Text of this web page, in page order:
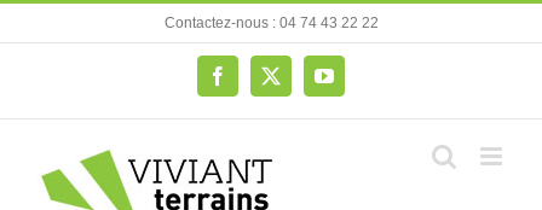
au
Contactez-nous : 04 74 43 22 22
Facebook
X YouTube